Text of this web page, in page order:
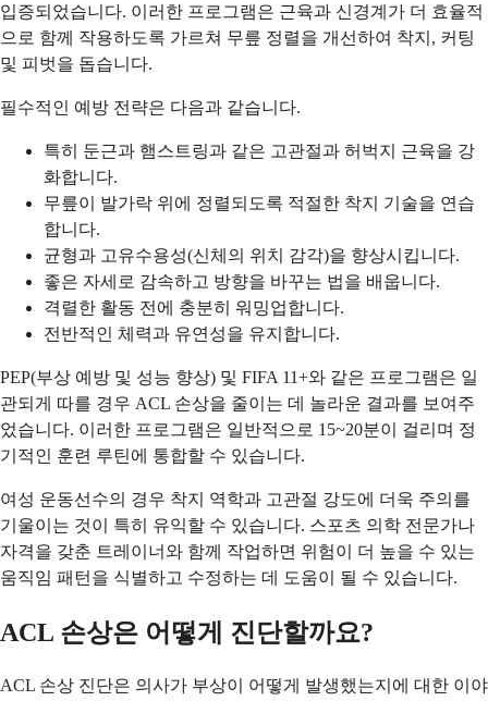
입증되었습니다. 이러한 프로그램은 근육과 신경계가 더 효율적
으로 함께 작용하도록 가르쳐 무릎 정렬을 개선하여 착지, 커팅
및 피벗을 돕습니다.
필수적인 예방 전략은 다음과 같습니다.
특히 둔근과 햄스트링과 같은 고관절과 허벅지 근육을 강
화합니다.
무릎이 발가락 위에 정렬되도록 적절한 착지 기술을 연습
합니다.
균형과 고유수용성(신체의 위치 감각)을 향상시킵니다.
좋은 자세로 감속하고 방향을 바꾸는 법을 배웁니다.
격렬한 활동 전에 충분히 워밍업합니다.
전반적인 체력과 유연성을 유지합니다.
PEP(부상 예방 및 성능 향상) 및 FIFA 11+와 같은 프로그램은 일
관되게 따를 경우 ACL 손상을 줄이는 데 놀라운 결과를 보여주
었습니다. 이러한 프로그램은 일반적으로 15~20분이 걸리며 정
기적인 훈련 루틴에 통합할 수 있습니다.
여성 운동선수의 경우 착지 역학과 고관절 강도에 더욱 주의를
기울이는 것이 특히 유익할 수 있습니다. 스포츠 의학 전문가나
자격을 갖춘 트레이너와 함께 작업하면 위험이 더 높을 수 있는
움직임 패턴을 식별하고 수정하는 데 도움이 될 수 있습니다.
ACL 손상은 어떻게 진단할까요?
ACL 손상 진단은 의사가 부상이 어떻게 발생했는지에 대한 이야